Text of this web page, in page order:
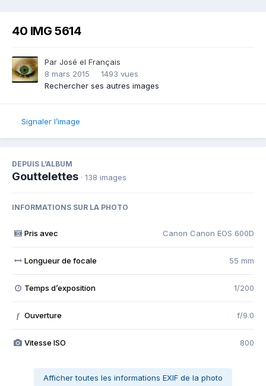
40 IMG 5614
Par José el Français
8 mars 2015
1493 vues
Rechercher ses autres images
Signaler l’image
DEPUIS L’ALBUM
Gouttelettes · 138 images
INFORMATIONS SUR LA PHOTO
Pris avec Canon Canon EOS 600D
Longueur de focale 55 mm
Temps d’exposition 1/200
f Ouverture f/9.0
Vitesse ISO 800
Afficher toutes les informations EXIF de la photo